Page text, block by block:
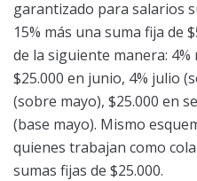
garantizado para salarios
15% más una suma fija de
de la siguiente manera:
$25.000 en junio, 4% julio
(sobre mayo), $25.000 en
(base mayo). Mismo
quienes trabajan como
sumas fijas de $25.000.